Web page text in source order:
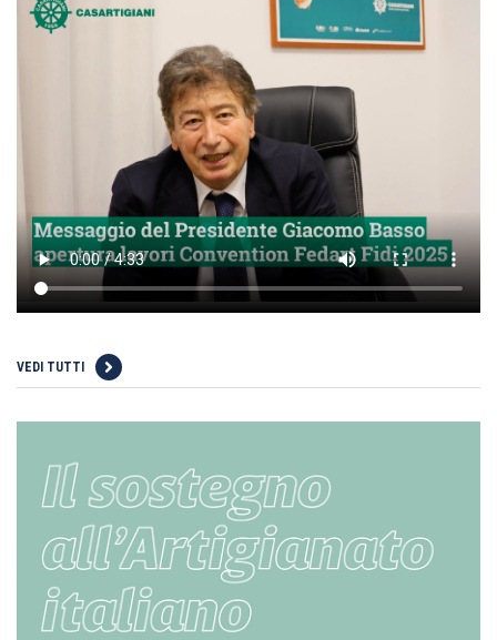
VEDI TUTTI